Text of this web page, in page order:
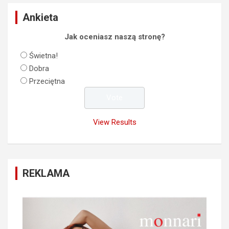
Ankieta
Jak oceniasz naszą stronę?
Świetna!
Dobra
Przeciętna
View Results
REKLAMA